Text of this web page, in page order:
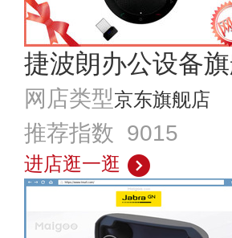
捷波朗办公设备
网店类型京东旗舰店
推荐指数 9015
进店逛一逛